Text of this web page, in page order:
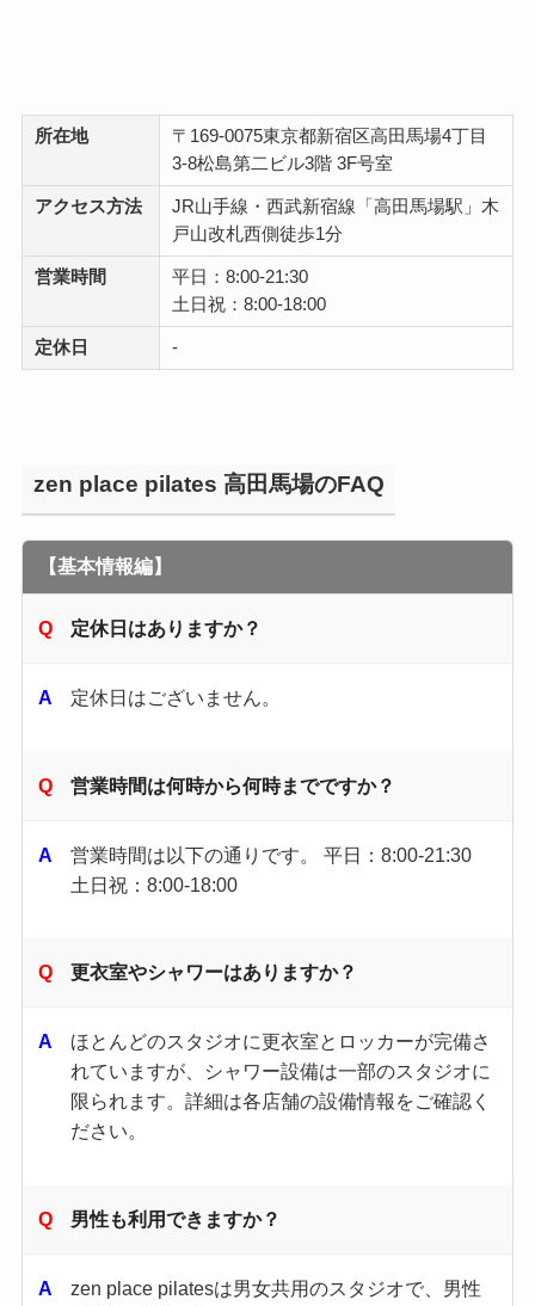
所在地
〒169-0075東京都新宿区高田馬場4丁目
3-8松島第二ビル3階 3F号室
アクセス方法
JR山手線・西武新宿線「高田馬場駅」木
戸山改札西側徒歩1分
営業時間
平日：8:00-21:30
土日祝：8:00-18:00
定休日 -
zen place pilates 高田馬場のFAQ
【基本情報編】
定休日はありますか？
定休日はございません。
営業時間は何時から何時までですか？
営業時間は以下の通りです。 平日：8:00-21:30
土日祝：8:00-18:00
更衣室やシャワーはありますか？
ほとんどのスタジオに更衣室とロッカーが完備さ
れていますが、シャワー設備は一部のスタジオに
限られます。​詳細は各店舗の設備情報をご確認く
ださい。
男性も利用できますか？
zen place pilatesは男女共用のスタジオで、男性